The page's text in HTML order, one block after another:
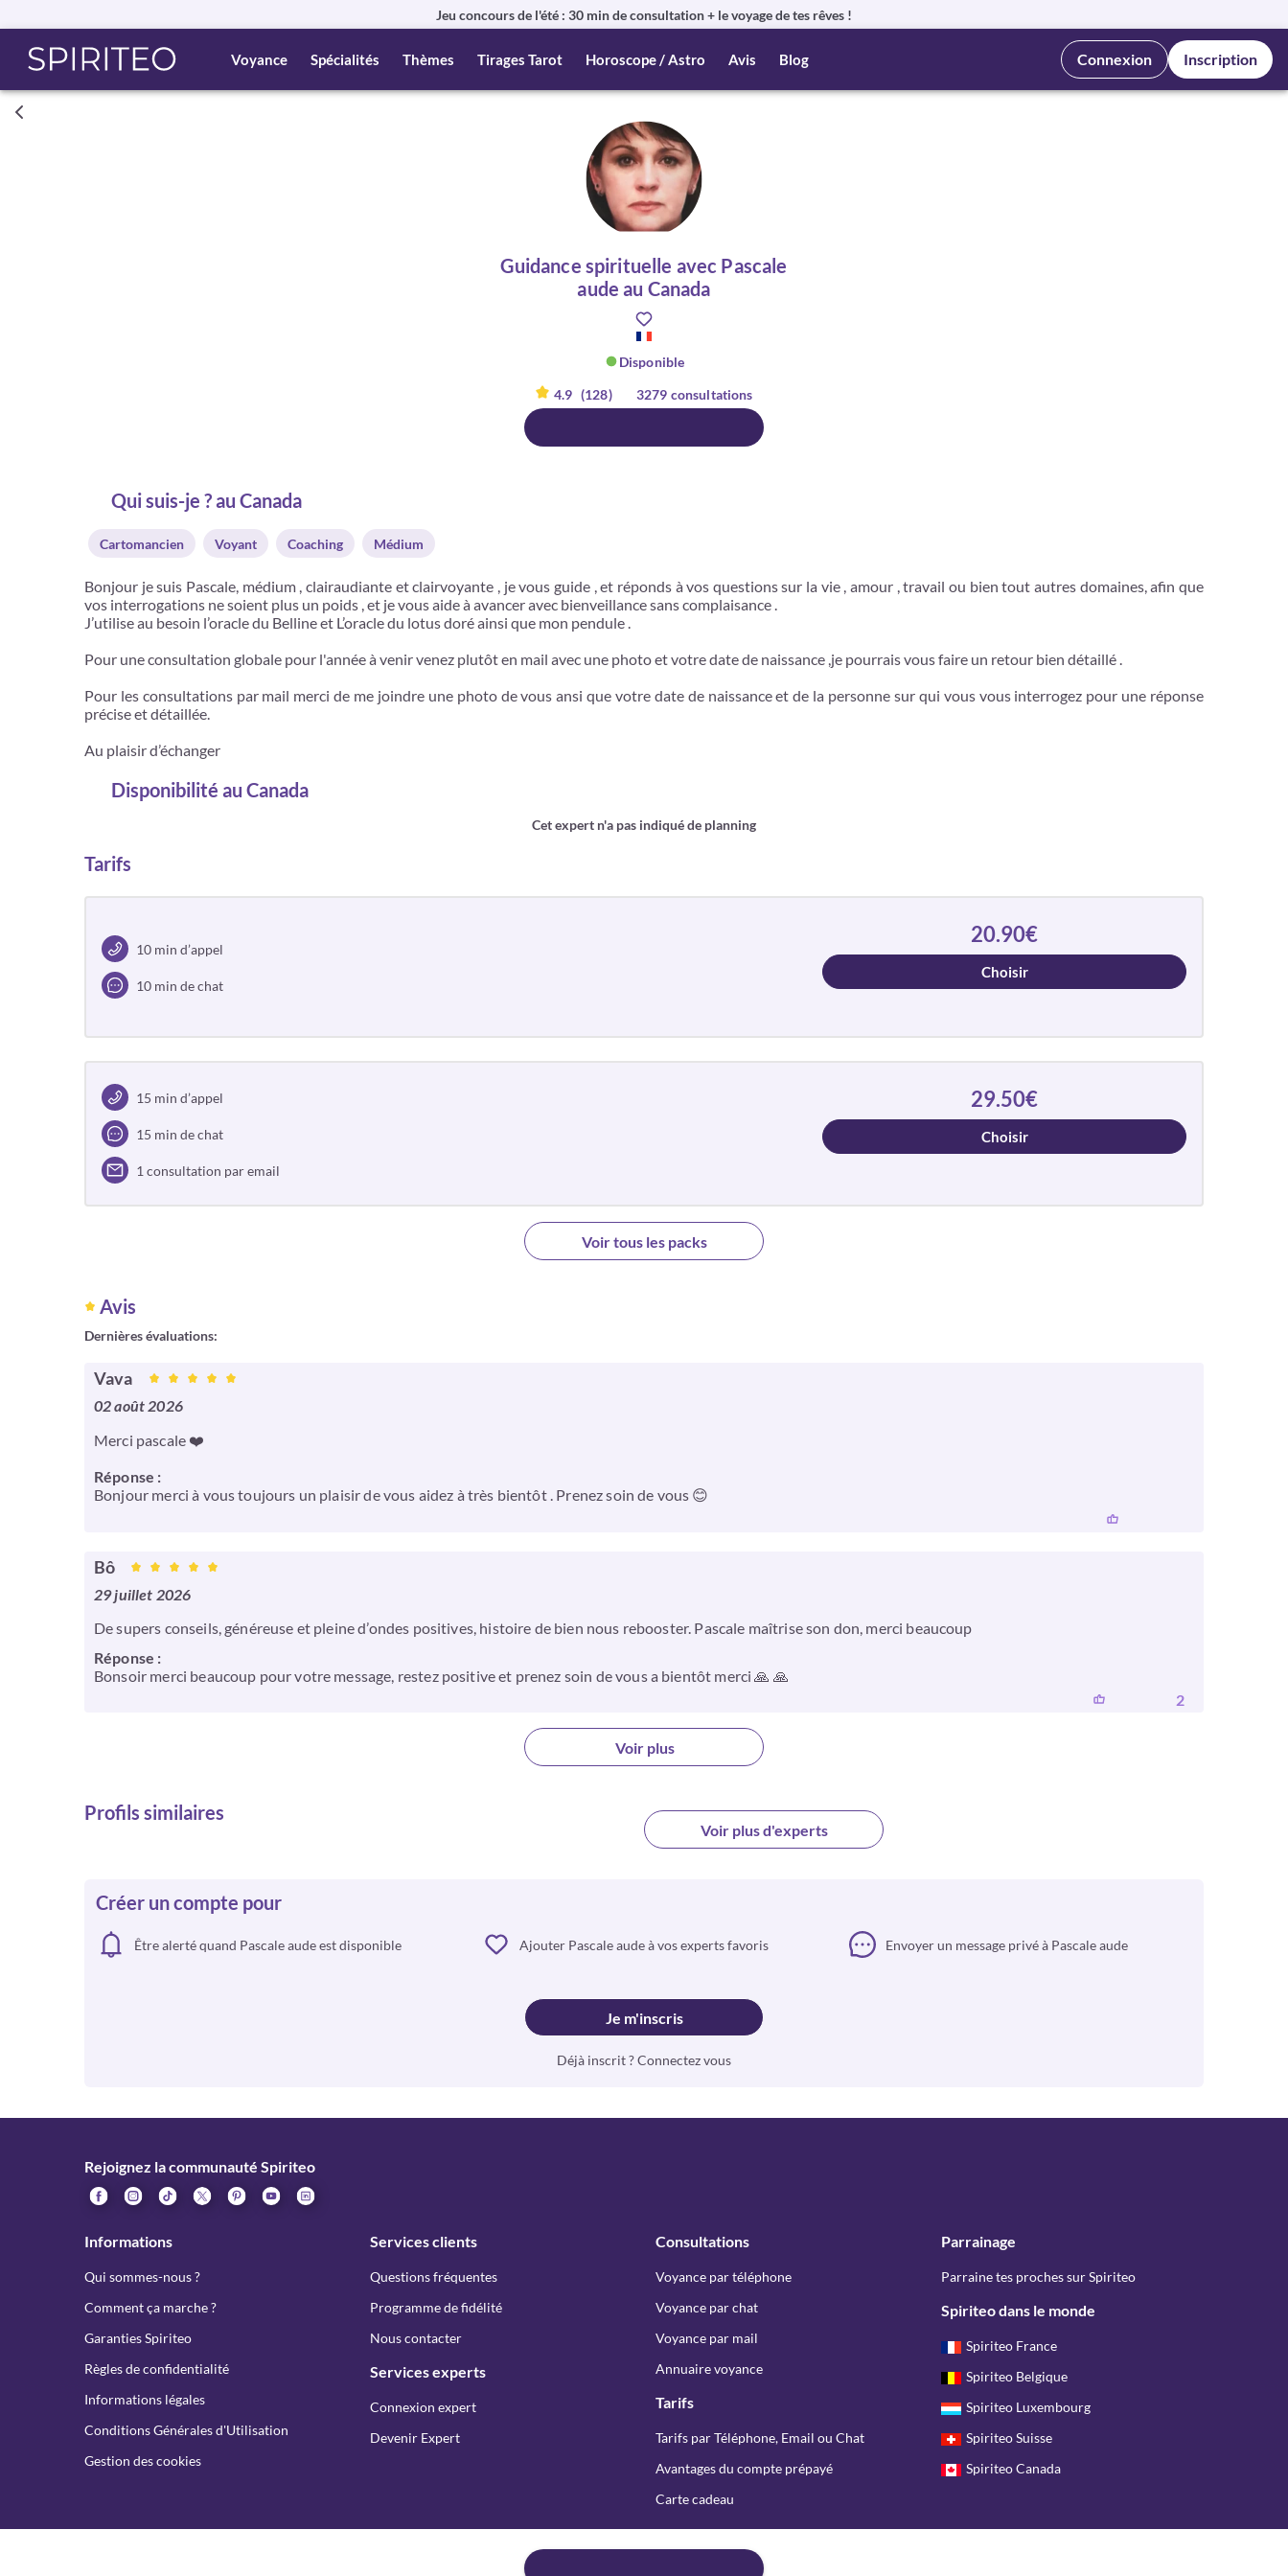
Jeu concours de l'été : 30 min de consultation + le voyage de tes rêves !
Voyance Spécialités Thèmes Tirages Tarot Horoscope / Astro Avis Blog Connexion Inscription
Guidance spirituelle avec Pascale
aude au Canada
Disponible
4.9 (128) 3279 consultations
Qui suis-je ? au Canada
Cartomancien Voyant Coaching Médium
Bonjour je suis Pascale, médium , clairaudiante et clairvoyante , je vous guide , et réponds à vos questions sur la vie , amour , travail ou bien tout autres domaines, afin que
vos interrogations ne soient plus un poids , et je vous aide à avancer avec bienveillance sans complaisance .
J’utilise au besoin l’oracle du Belline et L’oracle du lotus doré ainsi que mon pendule .
Pour une consultation globale pour l'année à venir venez plutôt en mail avec une photo et votre date de naissance ,je pourrais vous faire un retour bien détaillé .
Pour les consultations par mail merci de me joindre une photo de vous ansi que votre date de naissance et de la personne sur qui vous vous interrogez pour une réponse
précise et détaillée.
Au plaisir d’échanger
Disponibilité au Canada
Cet expert n'a pas indiqué de planning
Tarifs
10 min d’appel
10 min de chat
20.90€
Choisir
15 min d’appel
15 min de chat
1 consultation par email
29.50€
Choisir
Voir tous les packs
Avis
Dernières évaluations:
Vava
02 août 2026
Merci pascale ❤️
Réponse :
Bonjour merci à vous toujours un plaisir de vous aidez à très bientôt . Prenez soin de vous 😊
Bô
29 juillet 2026
De supers conseils, généreuse et pleine d’ondes positives, histoire de bien nous rebooster. Pascale maîtrise son don, merci beaucoup
Réponse :
Bonsoir merci beaucoup pour votre message, restez positive et prenez soin de vous a bientôt merci 🙏 🙏
2
Voir plus
Profils similaires
Voir plus d'experts
Créer un compte pour
Être alerté quand Pascale aude est disponible Ajouter Pascale aude à vos experts favoris Envoyer un message privé à Pascale aude
Je m'inscris
Déjà inscrit ? Connectez vous
Rejoignez la communauté Spiriteo
Informations
Qui sommes-nous ?
Comment ça marche ?
Garanties Spiriteo
Règles de confidentialité
Informations légales
Conditions Générales d'Utilisation
Gestion des cookies
Services clients
Questions fréquentes
Programme de fidélité
Nous contacter
Services experts
Connexion expert
Devenir Expert
Consultations
Voyance par téléphone
Voyance par chat
Voyance par mail
Annuaire voyance
Tarifs
Tarifs par Téléphone, Email ou Chat
Avantages du compte prépayé
Carte cadeau
Parrainage
Parraine tes proches sur Spiriteo
Spiriteo dans le monde
Spiriteo France
Spiriteo Belgique
Spiriteo Luxembourg
Spiriteo Suisse
Spiriteo Canada
Copyright © Spiriteo 2026 - Tous droits réservés